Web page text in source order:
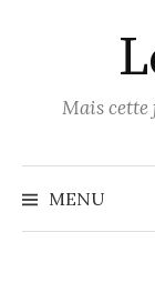
Mais cette
MENU